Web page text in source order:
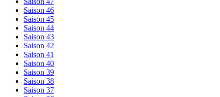
Saison 46
Saison 45
Saison 44
Saison 43
Saison 42
Saison 41
Saison 40
Saison 39
Saison 38
Saison 37